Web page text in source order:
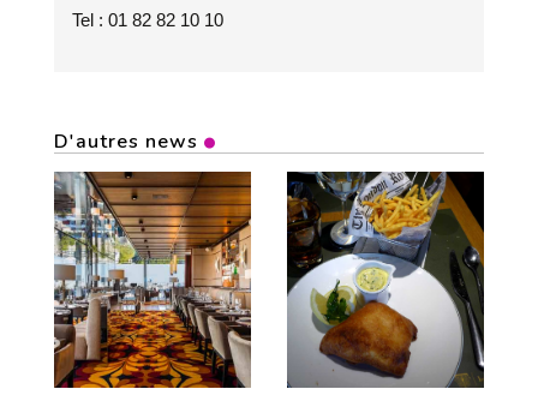
Tel : 01 82 82 10 10
D'autres news